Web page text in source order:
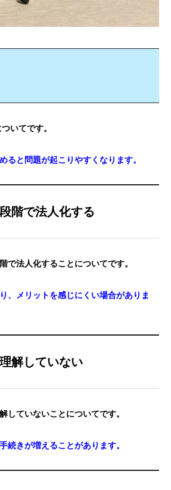
いてです。
ると問題が起こりやすくなります。
階で法人化する
で法人化することについてです。
、メリットを感じにくい場合がありま
解していない
していないことについてです。
続きが増えることがあります。